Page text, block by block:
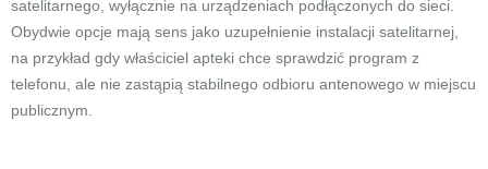
satelitarnego, wyłącznie na urządzeniach podłączonych do sieci.
Obydwie opcje mają sens jako uzupełnienie instalacji satelitarnej,
na przykład gdy właściciel apteki chce sprawdzić program z
telefonu, ale nie zastąpią stabilnego odbioru antenowego w miejscu
publicznym.